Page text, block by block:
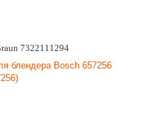
7322111294